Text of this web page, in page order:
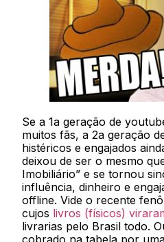
Se a 1a geração de
muitos fãs, a 2a geração
histéricos e engajados
deixou de ser o mesmo
Imobiliário” e se tornou
influência, dinheiro e
offline. Vide o recente
cujos livros (físicos)
livrarias pelo Brasil todo.